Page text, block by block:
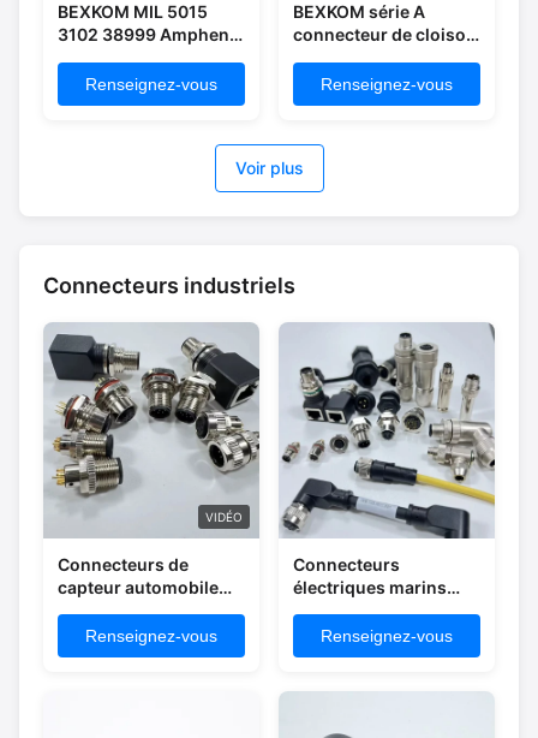
BEXKOM MIL 5015
3102 38999 Amphenol
connecteurs
compatibles avec les
Renseignez-vous
BEXKOM série A
connecteur de cloison
verrouillé facilement
démonté en alliage
Renseignez-vous
Voir plus
Connecteurs industriels
VIDÉO
Connecteurs de
capteur automobile
électriques à montage
sur panneau plaqués
or BEXKOM pour les
Renseignez-vous
Connecteurs
électriques marins
industriels circulaires
IP67 imperméables à
l'eau 2-19 broches
Renseignez-vous